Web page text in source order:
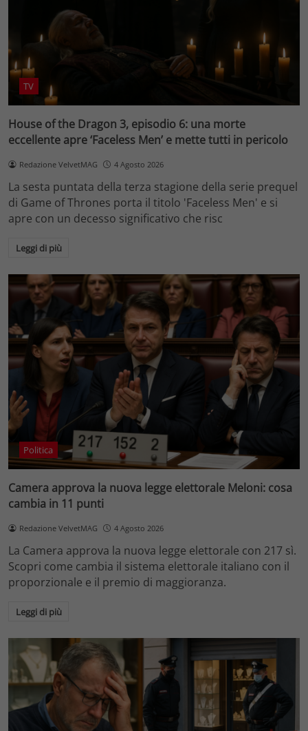
TV
House of the Dragon 3, episodio 6: una morte
eccellente apre ‘Faceless Men’ e mette tutti in pericolo
Redazione VelvetMAG 4 Agosto 2026
La sesta puntata della terza stagione della serie prequel
di Game of Thrones porta il titolo 'Faceless Men' e si
apre con un decesso significativo che risc
Leggi di più
Politica
Camera approva la nuova legge elettorale Meloni: cosa
cambia in 11 punti
Redazione VelvetMAG 4 Agosto 2026
La Camera approva la nuova legge elettorale con 217 sì.
Scopri come cambia il sistema elettorale italiano con il
proporzionale e il premio di maggioranza.
Leggi di più